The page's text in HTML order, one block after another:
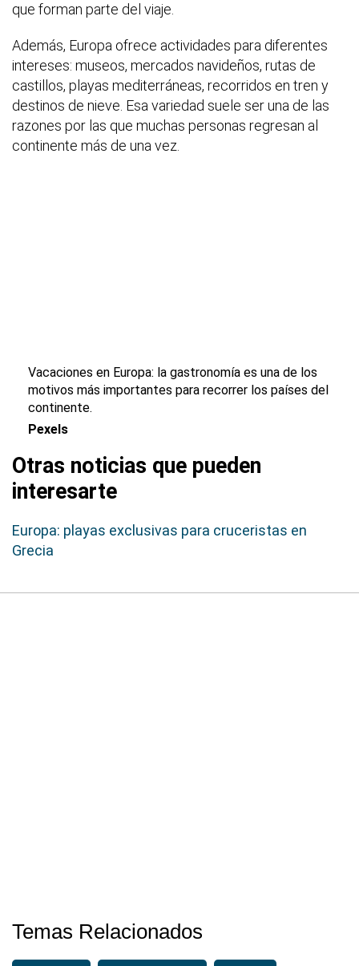
que forman parte del viaje.
Además, Europa ofrece actividades para diferentes
intereses: museos, mercados navideños, rutas de
castillos, playas mediterráneas, recorridos en tren y
destinos de nieve. Esa variedad suele ser una de las
razones por las que muchas personas regresan al
continente más de una vez.
Vacaciones en Europa: la gastronomía es una de los
motivos más importantes para recorrer los países del
continente.
Pexels
Otras noticias que pueden
interesarte
Europa: playas exclusivas para cruceristas en
Grecia
Temas Relacionados